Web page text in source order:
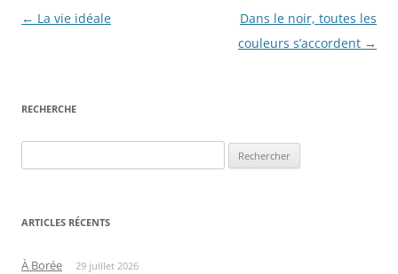
Navigation
← La vie idéale
Dans le noir, toutes les
couleurs s’accordent →
RECHERCHE
ARTICLES RÉCENTS
À Borée 29 juillet 2026